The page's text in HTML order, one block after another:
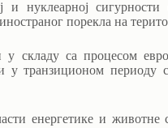
нуклеарној сигурности
порекла на
складу са процесом
у транзиционом
енергетике и